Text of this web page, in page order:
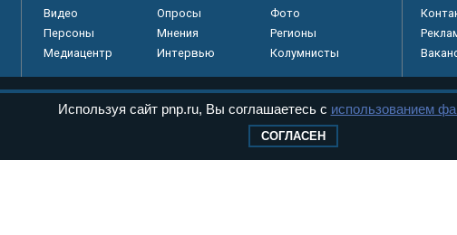
Видео Опросы
Фото
Персоны
Мнения
Регионы
Медиацентр
Интервью Колумнисты
2011 года. 18+
Используя сайт pnp.ru, Вы соглашаетесь с использованием
СОГЛАСЕН